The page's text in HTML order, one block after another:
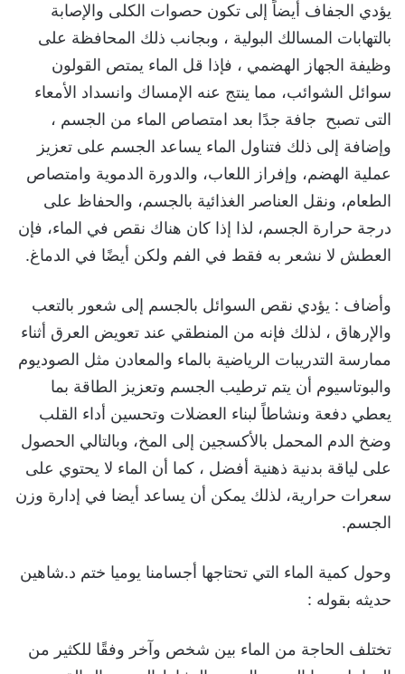
يؤدي الجفاف أيضاً إلى تكون حصوات الكلى والإصابة
بالتهابات المسالك البولية ، وبجانب ذلك المحافظة على
وظيفة الجهاز الهضمي ، فإذا قل الماء يمتص القولون
سوائل الشوائب، مما ينتج عنه الإمساك وانسداد الأمعاء
التى تصبح جافة جدًا بعد امتصاص الماء من الجسم ،
وإضافة إلى ذلك فتناول الماء يساعد الجسم على تعزيز
عملية الهضم، وإفراز اللعاب، والدورة الدموية وامتصاص
الطعام، ونقل العناصر الغذائية بالجسم، والحفاظ على
درجة حرارة الجسم، لذا إذا كان هناك نقص في الماء، فإن
العطش لا نشعر به فقط في الفم ولكن أيضًا في الدماغ.
وأضاف : يؤدي نقص السوائل بالجسم إلى شعور بالتعب
والإرهاق ، لذلك فإنه من المنطقي عند تعويض العرق أثناء
ممارسة التدريبات الرياضية بالماء والمعادن مثل الصوديوم
والبوتاسيوم أن يتم ترطيب الجسم وتعزيز الطاقة بما
يعطي دفعة ونشاطاً لبناء العضلات وتحسين أداء القلب
وضخ الدم المحمل بالأكسجين إلى المخ، وبالتالي الحصول
على لياقة بدنية ذهنية أفضل ، كما أن الماء لا يحتوي على
سعرات حرارية، لذلك يمكن أن يساعد أيضا في إدارة وزن
الجسم.
وحول كمية الماء التي تحتاجها أجسامنا يوميا ختم د.شاهين
حديثه بقوله :
تختلف الحاجة من الماء بين شخص وآخر وفقًا للكثير من